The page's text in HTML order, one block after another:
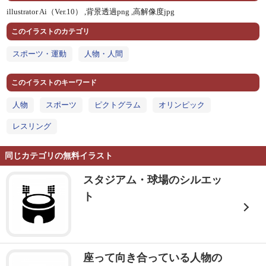
illustrator Ai（Ver.10） ,背景透過png ,高解像度jpg
このイラストのカテゴリ
スポーツ・運動 人物・人間
このイラストのキーワード
人物 スポーツ ピクトグラム オリンピック
レスリング
同じカテゴリの無料イラスト
スタジアム・球場のシルエッ
ト
座って向き合っている人物の